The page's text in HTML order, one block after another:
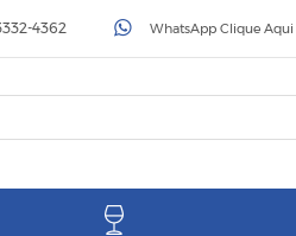
4362 WhatsApp Clique Aqui